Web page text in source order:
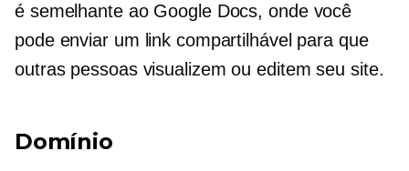
é semelhante ao Google Docs, onde você
pode enviar um link compartilhável para que
outras pessoas visualizem ou editem seu site.
Domínio